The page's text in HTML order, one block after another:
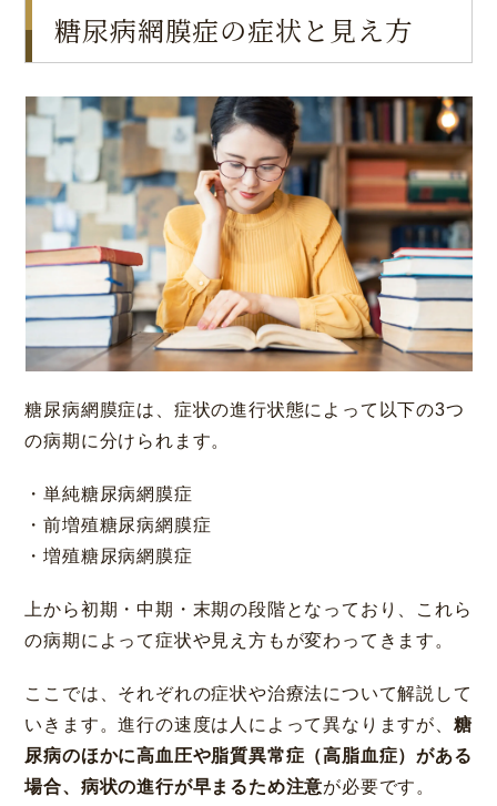
糖尿病網膜症の症状と見え方
糖尿病網膜症は、症状の進行状態によって以下の3つ
の病期に分けられます。
・単純糖尿病網膜症
・前増殖糖尿病網膜症
・増殖糖尿病網膜症
上から初期・中期・末期の段階となっており、これら
の病期によって症状や見え方もが変わってきます。
ここでは、それぞれの症状や治療法について解説して
いきます。進行の速度は人によって異なりますが、 糖
尿病のほかに高血圧や脂質異常症（高脂血症）がある
場合、病状の進行が早まるため注意が必要です。